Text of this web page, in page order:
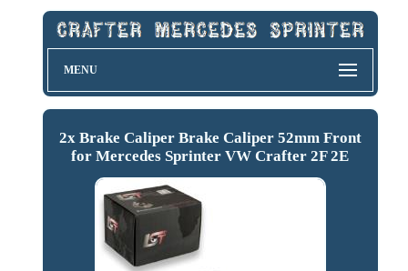
MENU
2x Brake Caliper Brake Caliper 52mm Front
for Mercedes Sprinter VW Crafter 2F 2E